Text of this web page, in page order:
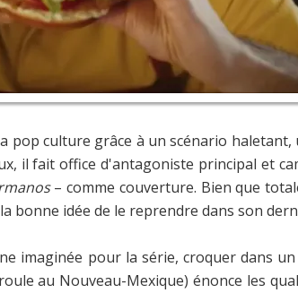
pop culture grâce à un scénario
il fait office d'antagoniste principal et
– comme couverture. Bien que
bonne idée de le reprendre dans son
imaginée pour la série, croquer dans
au Nouveau-Mexique) énonce les